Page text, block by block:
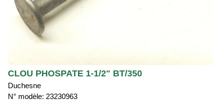
CLOU PHOSPATE 1-1/2" BT/350
Duchesne
N° modèle: 23230963